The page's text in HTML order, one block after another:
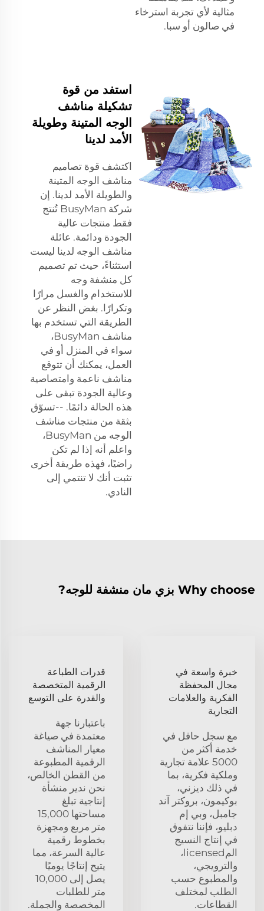
مثالية لأي تجربة استرخاء
في صالون أو سبا.
استفد من قوة
تشكيلة مناشف
الوجه المتينة وطويلة
الأمد لدينا
اكتشف قوة تصاميم
مناشف الوجه المتينة
والطويلة الأمد لدينا. إن
شركة BusyMan تُنتج
فقط منتجات عالية
الجودة ودائمة. عائلة
مناشف الوجه لدينا ليست
استثناءً، حيث تم تصميم
كل منشفة وجه
للاستخدام والغسل مرارًا
وتكرارًا. بغض النظر عن
الطريقة التي تستخدم بها
مناشف BusyMan،
سواء في المنزل أو في
العمل، يمكنك أن تتوقع
مناشف ناعمة وامتصاصية
وعالية الجودة تبقى على
هذه الحالة دائمًا. --تسوّق
بثقة من منتجات مناشف
الوجه من BusyMan،
واعلم أنه إذا لم تكن
راضيًا، فهذه طريقة أخرى
تثبت أنك لا تنتمي إلى
النادي.
Why choose بزي مان منشفة للوجه?
خبرة واسعة في
مجال المحفظة
الفكرية والعلامات
التجارية
مع سجل حافل في
خدمة أكثر من
5000 علامة تجارية
وملكية فكرية، بما
في ذلك ديزني،
بوكيمون، بروكتر آند
جامبل، وبي إم
دبليو، فإننا نتفوق
في إنتاج النسيج
المlicensed،
والترويجي،
والمطبوع حسب
الطلب لمختلف
القطاعات.
قدرات الطباعة
الرقمية المتخصصة
والقدرة على التوسع
باعتبارنا جهة
معتمدة في صياغة
معيار المناشف
الرقمية المطبوعة
من القطن الخالص،
نحن ندير منشأة
إنتاجية تبلغ
مساحتها 15,000
متر مربع ومجهزة
بخطوط رقمية
عالية السرعة، مما
يتيح إنتاجًا يوميًا
يصل إلى 10,000
متر للطلبات
المخصصة والجملة.